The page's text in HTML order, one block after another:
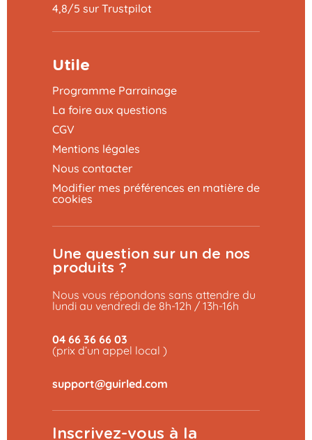
4,8/5 sur Trustpilot
Utile
Programme Parrainage
La foire aux questions
CGV
Mentions légales
Nous contacter
Modifier mes préférences en matière de
cookies
Une question sur un de nos
produits ?
Nous vous répondons sans attendre du
lundi au vendredi de 8h-12h / 13h-16h
04 66 36 66 03
(prix d’un appel local )
Inscrivez-vous à la